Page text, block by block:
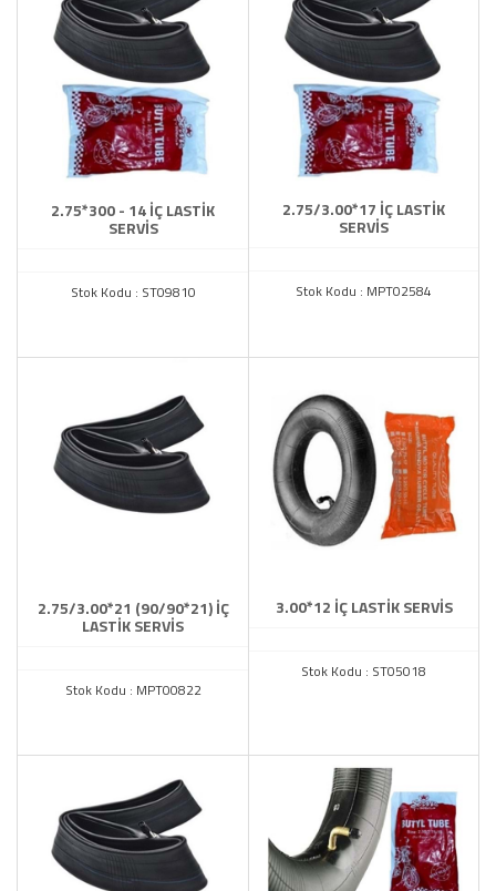
2.75*300 - 14 İÇ LASTİK
SERVİS
Stok Kodu : ST09810
2.75/3.00*17 İÇ LASTİK
SERVİS
Stok Kodu : MPT02584
2.75/3.00*21 (90/90*21) İÇ
LASTİK SERVİS
Stok Kodu : MPT00822
3.00*12 İÇ LASTİK SERVİS
Stok Kodu : ST05018